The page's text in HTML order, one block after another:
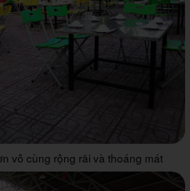
vô cùng rộng rãi và thoáng mát